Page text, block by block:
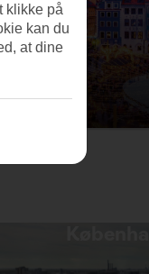
klikke på
kan du
at dine